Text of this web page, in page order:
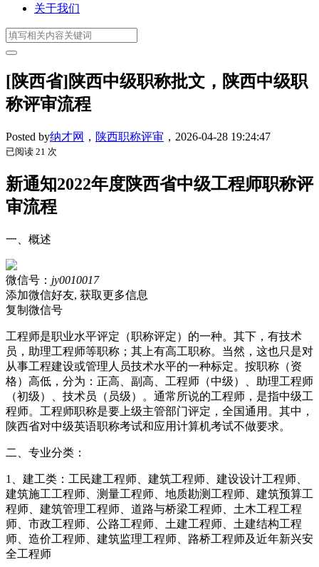
关于我们
[陕西省]陕西中级职称批文，陕西中级职
称评审流程
Posted by纳才网 ， 陕西职称评审 ， 2026-04-28 19:24:47
已阅读 21 次
新通知2022年度陕西省中级工程师职称评
审流程
一、概述
微信号： jy0010017
添加微信好友, 获取更多信息
复制微信号
工程师是职业水平评定（职称评定）的一种。其下，有技术
员，助理工程师等职称；其上有高工职称。当然，这也只是对
从事工程建设或管理人员技术水平的一种标定。按职称（资
格）高低，分为：正高、副高、工程师（中级）、助理工程师
（初级）、技术员（员级）。通常所说的工程师，是指中级工
程师。工程师职称是要上级主管部门评定，全国通用。其中，
陕西省对中级英语职称考试和应用计算机考试不做要求。
二、专业分类：
1、建工类：工民建工程师、建筑工程师、建设设计工程师、
建筑施工工程师、测量工程师、地质勘测工程师、建筑预算工
程师、建筑管理工程师、道路与桥梁工程师、土木工程工程
师、市政工程师、公路工程师、土建工程师、土建结构工程
师、造价工程师、建筑监理工程师、路桥工程师及近年新兴安
全工程师